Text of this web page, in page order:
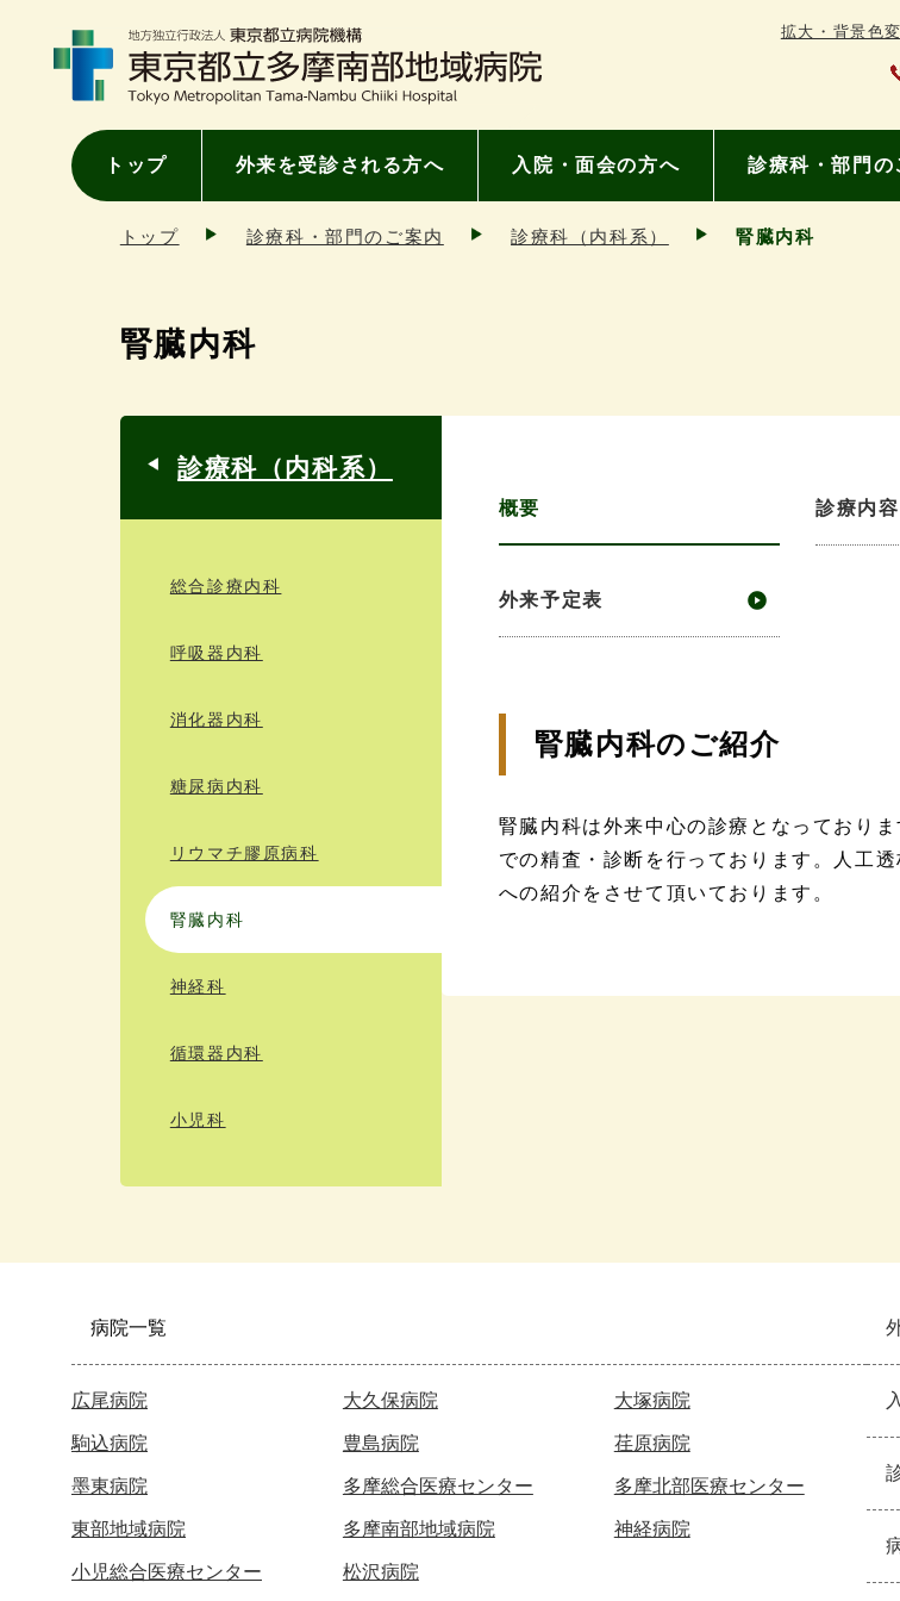
拡大・背景色
トップ 外来を受診される方へ 入院・面会の方へ 診療科・部門の
トップ 診療科・部門のご案内 診療科（内科系） 腎臓内科
腎臓内科
概要 診療内容
外来予定表
腎臓内科のご紹介
腎臓内科は外来中心の診療となっており
での精査・診断を行っております。人工
への紹介をさせて頂いております。
診療科（内科系）
総合診療内科
呼吸器内科
消化器内科
糖尿病内科
リウマチ膠原病科
腎臓内科
神経科
循環器内科
小児科
病院一覧
広尾病院 大久保病院 大塚病院
駒込病院 豊島病院 荏原病院
墨東病院 多摩総合医療センター 多摩北部医療センター
東部地域病院 多摩南部地域病院 神経病院
小児総合医療センター 松沢病院